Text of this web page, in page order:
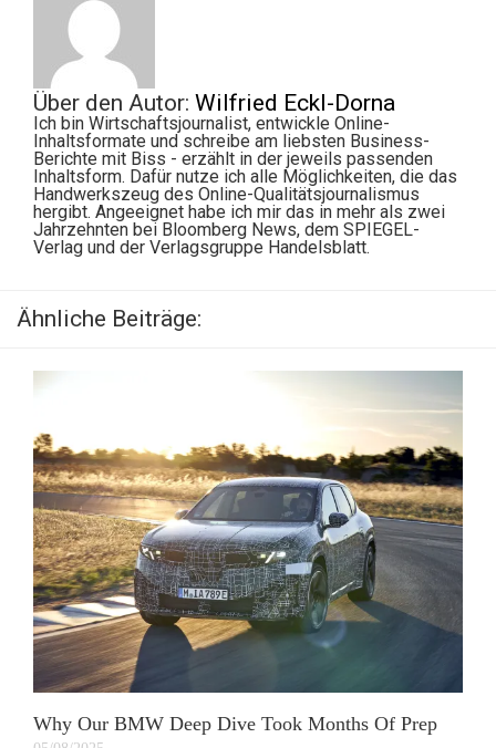
Über den Autor: Wilfried Eckl-Dorna
Ich bin Wirtschaftsjournalist, entwickle Online-
Inhaltsformate und schreibe am liebsten Business-
Berichte mit Biss - erzählt in der jeweils passenden
Inhaltsform. Dafür nutze ich alle Möglichkeiten, die das
Handwerkszeug des Online-Qualitätsjournalismus
hergibt. Angeeignet habe ich mir das in mehr als zwei
Jahrzehnten bei Bloomberg News, dem SPIEGEL-
Verlag und der Verlagsgruppe Handelsblatt.
Ähnliche Beiträge:
Why Our BMW Deep Dive Took Months Of Prep